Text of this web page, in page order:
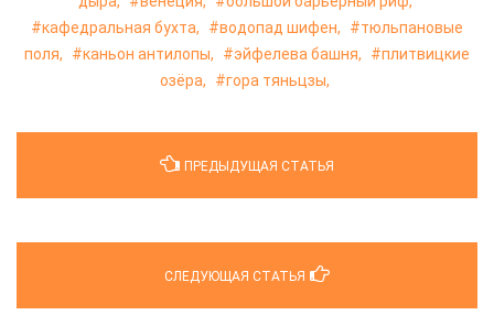
кафедральная бухта,
водопад шифен,
тюльпановые
поля,
каньон антилопы, эйфелева башня,
плитвицкие
озёра,
гора тяньцзы,
ПРЕДЫДУЩАЯ СТАТЬЯ
СЛЕДУЮЩАЯ СТАТЬЯ